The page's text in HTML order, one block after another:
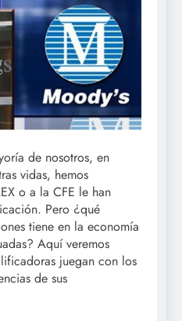
de nosotros, en
vidas, hemos
o a la CFE le han
Pero ¿qué
tiene en la economía
Aquí veremos
juegan con los
de sus